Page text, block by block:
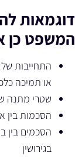
דוגמאות
המשפט כן
התחייבות
או תמיכה
שטרי מתנה
הסכמות בין
הסכמים בין
בגירושין